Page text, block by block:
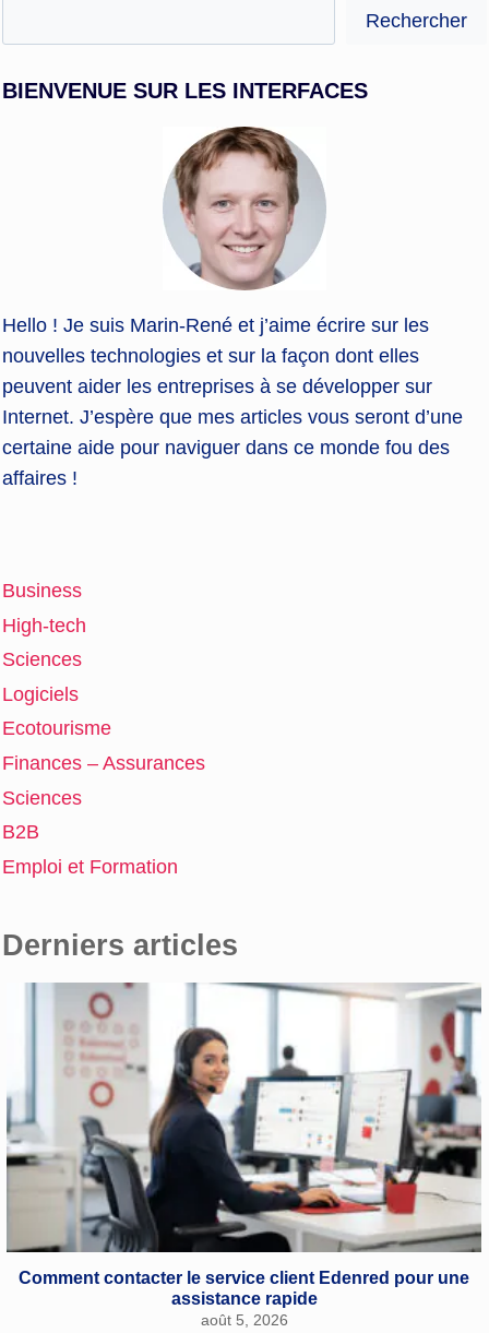
Rechercher
BIENVENUE SUR LES INTERFACES
Hello ! Je suis Marin-René et j’aime écrire sur les
nouvelles technologies et sur la façon dont elles
peuvent aider les entreprises à se développer sur
Internet. J’espère que mes articles vous seront d’une
certaine aide pour naviguer dans ce monde fou des
affaires !
Business
High-tech
Sciences
Logiciels
Ecotourisme
Finances – Assurances
Sciences
B2B
Emploi et Formation
Derniers articles
Comment contacter le service client Edenred pour une
assistance rapide
août 5, 2026